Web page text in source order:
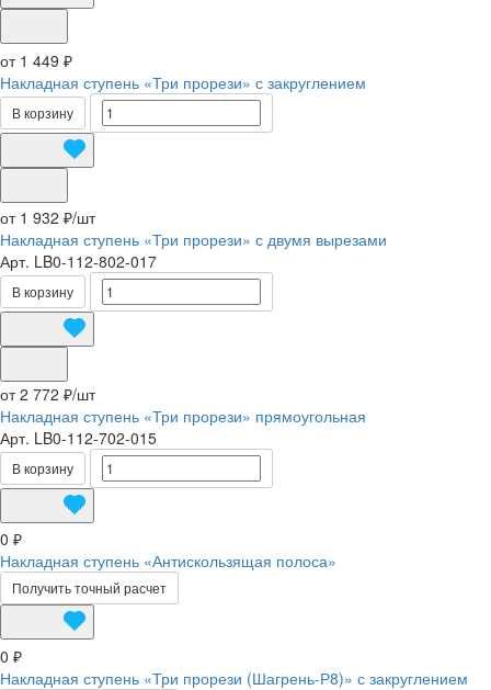
от 1 449 ₽
Накладная ступень «Три прорези» с закруглением
В корзину
от 1 932 ₽/шт
Накладная ступень «Три прорези» с двумя вырезами
Арт. LB0-112-802-017
В корзину
от 2 772 ₽/шт
Накладная ступень «Три прорези» прямоугольная
Арт. LB0-112-702-015
В корзину
0 ₽
Накладная ступень «Антискользящая полоса»
Получить точный расчет
0 ₽
Накладная ступень «Три прорези (Шагрень-Р8)» с закруглением